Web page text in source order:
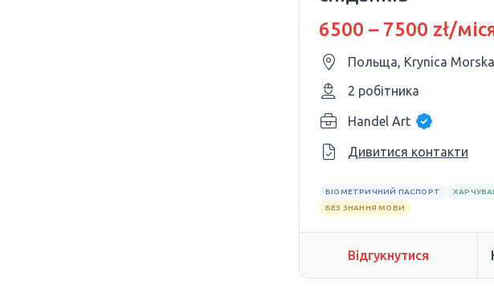
6500 – 7500 zł/
Польща, Krynica Morska
2 робітника
Handel Art
Дивитися контакти
БІОМЕТРИЧНИЙ ПАСПОРТ
БЕЗ ЗНАННЯ МОВИ
Відгукнутися